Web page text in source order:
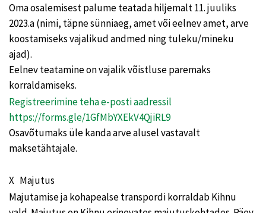
Oma osalemisest palume teatada hiljemalt 11. juuliks
2023.a (nimi, täpne sünniaeg, amet või eelnev amet, arve
koostamiseks vajalikud andmed ning tuleku/mineku
ajad).
Eelnev teatamine on vajalik võistluse paremaks
korraldamiseks.
Registreerimine teha e-posti aadressil
https://forms.gle/1GfMbYXEkV4QjiRL9
Osavõtumaks üle kanda arve alusel vastavalt
maksetähtajale.
X Majutus
Majutamise ja kohapealse transpordi korraldab Kihnu